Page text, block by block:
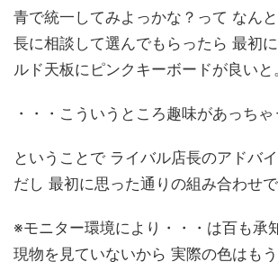
青で統一してみよっかな？って なん
長に相談して選んでもらったら 最初
ルド天板にピンクキーボードが良いと
・・・こういうところ趣味があっちゃ
ということで ライバル店長のアドバ
だし 最初に思った通りの組み合わせで
※モニター環境により・・・は百も承知
現物を見ていないから 実際の色はも